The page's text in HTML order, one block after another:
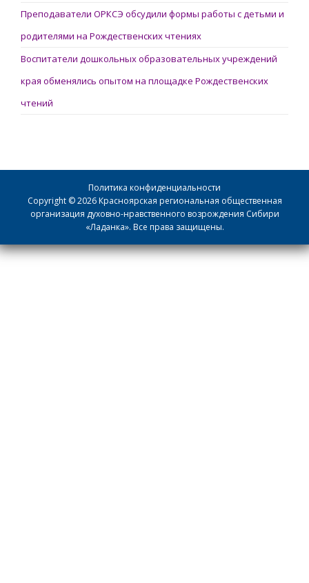
Преподаватели ОРКСЭ обсудили формы работы с детьми и
родителями на Рождественских чтениях
Воспитатели дошкольных образовательных учреждений
края обменялись опытом на площадке Рождественских
чтений
Политика конфиденциальности
Copyright © 2026 Красноярская региональная общественная
организация духовно-нравственного возрождения Сибири
«Ладанка». Все права защищены.